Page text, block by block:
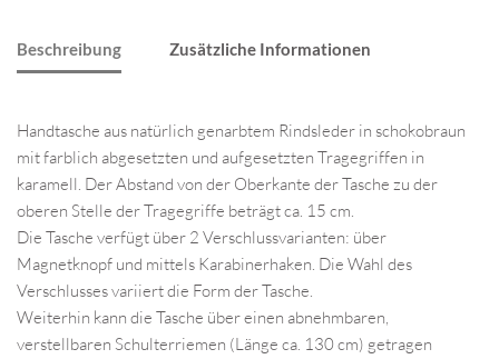
Beschreibung Zusätzliche Informationen
Handtasche aus natürlich genarbtem Rindsleder in schokobraun
mit farblich abgesetzten und aufgesetzten Tragegriffen in
karamell. Der Abstand von der Oberkante der Tasche zu der
oberen Stelle der Tragegriffe beträgt ca. 15 cm.
Die Tasche verfügt über 2 Verschlussvarianten: über
Magnetknopf und mittels Karabinerhaken. Die Wahl des
Verschlusses variiert die Form der Tasche.
Weiterhin kann die Tasche über einen abnehmbaren,
verstellbaren Schulterriemen (Länge ca. 130 cm) getragen